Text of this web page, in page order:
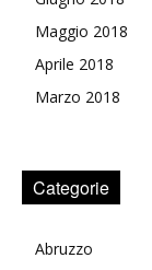
Maggio 2018
Aprile 2018
Marzo 2018
Categorie
Abruzzo